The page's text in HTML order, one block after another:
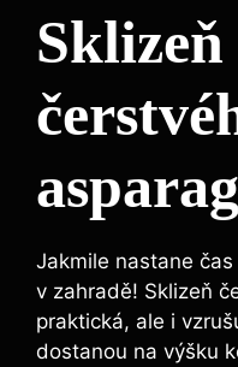
Jakmile nastane
v zahradě! Sklizeň
praktická, ale i
dostanou na výšku